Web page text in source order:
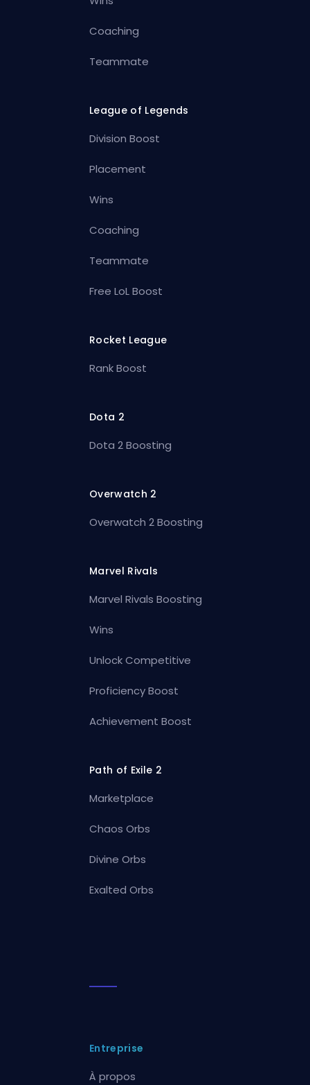
Coaching
Teammate
League of Legends
Division Boost
Placement
Wins
Coaching
Teammate
Free LoL Boost
Rocket League
Rank Boost
Dota 2
Dota 2 Boosting
Overwatch 2
Overwatch 2 Boosting
Marvel Rivals
Marvel Rivals Boosting
Wins
Unlock Competitive
Proficiency Boost
Achievement Boost
Path of Exile 2
Marketplace
Chaos Orbs
Divine Orbs
Exalted Orbs
Entreprise
À propos